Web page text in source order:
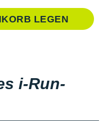
LEGEN
i-Run-